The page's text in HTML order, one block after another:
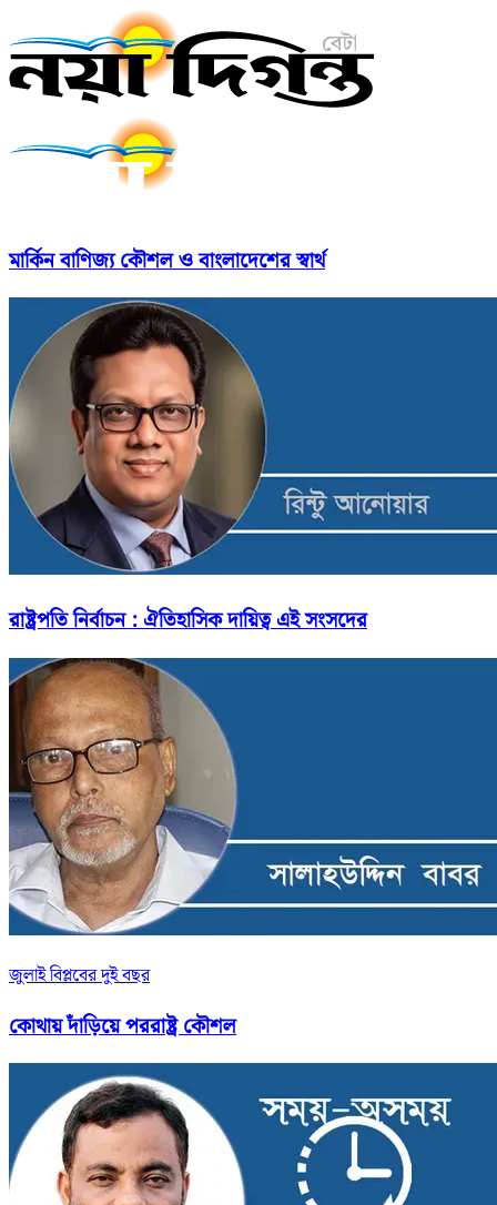
মার্কিন বাণিজ্য কৌশল ও বাংলাদেশের স্বার্থ
রাষ্ট্রপতি নির্বাচন : ঐতিহাসিক দায়িত্ব এই সংসদের
জুলাই বিপ্লবের দুই বছর
কোথায় দাঁড়িয়ে পররাষ্ট্র কৌশল